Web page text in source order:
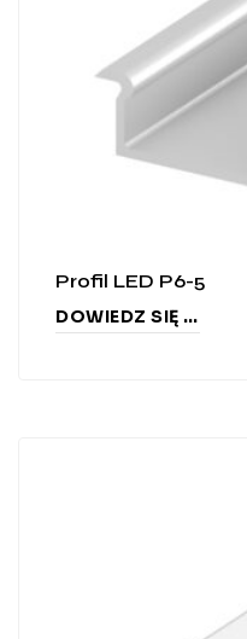
Profil LED P6-5
DOWIEDZ SIĘ WIĘCEJ